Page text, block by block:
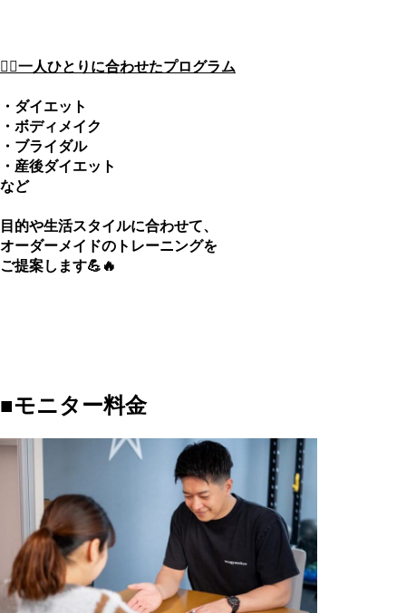
🙋‍♀️一人ひとりに合わせたプログラム
・ダイエット
・ボディメイク
・ブライダル
・産後ダイエット
など
目的や生活スタイルに合わせて、
オーダーメイドのトレーニングを
ご提案します💪🔥
■モニター料金